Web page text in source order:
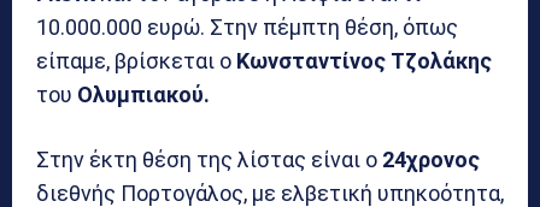
10.000.000 ευρώ. Στην πέμπτη θέση, όπως
είπαμε, βρίσκεται ο Κωνσταντίνος Τζολάκης
του Ολυμπιακού.
Στην έκτη θέση της λίστας είναι ο 24χρονος
διεθνής Πορτογάλος, με ελβετική υπηκοότητα,